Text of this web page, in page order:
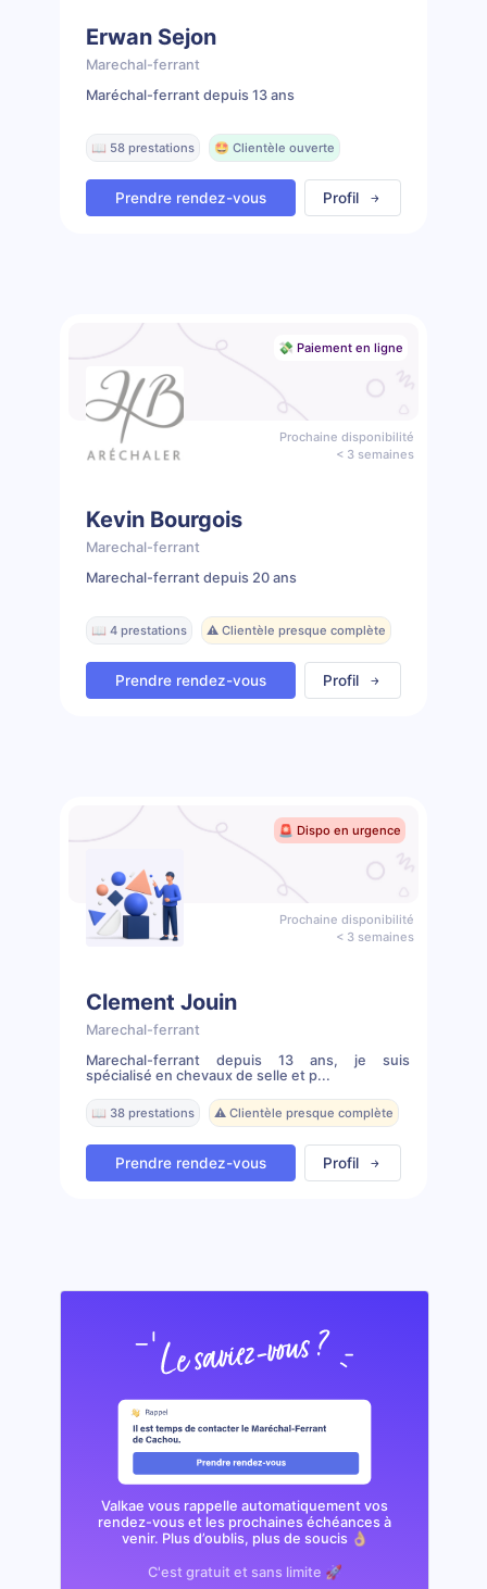
Erwan Sejon
Marechal-ferrant
Maréchal-ferrant depuis 13 ans
📖 58 prestations 🤩 Clientèle ouverte
Prendre rendez-vous Profil
💸 Paiement en ligne
Prochaine disponibilité
< 3 semaines
Kevin Bourgois
Marechal-ferrant
Marechal-ferrant depuis 20 ans
📖 4 prestations ⚠️ Clientèle presque complète
Prendre rendez-vous Profil
🚨 Dispo en urgence
Prochaine disponibilité
< 3 semaines
Clement Jouin
Marechal-ferrant
Marechal-ferrant depuis 13 ans, je suis
spécialisé en chevaux de selle et p...
📖 38 prestations ⚠️ Clientèle presque complète
Prendre rendez-vous Profil
Valkae vous rappelle automatiquement vos
rendez-vous et les prochaines échéances à
venir. Plus d’oublis, plus de soucis 👌🏼
C'est gratuit et sans limite 🚀